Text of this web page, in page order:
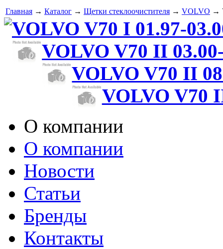
Главная → Каталог → Щетки стеклоочистителя → VOLVO →
VOLVO V70 I 01.97-
VOLVO V70 II
VOLVO V70 II
VOLVO V70
О компании
О компании
Новости
Статьи
Бренды
Контакты